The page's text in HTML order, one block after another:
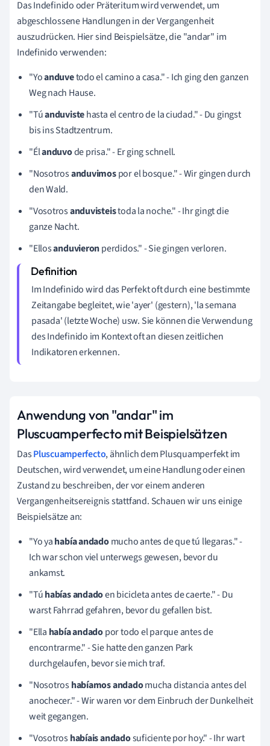
Das Indefinido oder Präteritum wird verwendet, um
abgeschlossene Handlungen in der Vergangenheit
auszudrücken. Hier sind Beispielsätze, die "andar" im
Indefinido verwenden:
"Yoanduvetodo el camino a casa." - Ich ging den ganzen
Weg nach Hause.
"Túanduvistehasta el centro de la ciudad." - Du gingst
bis ins Stadtzentrum.
"Élanduvode prisa." - Er ging schnell.
"Nosotrosanduvimospor el bosque." - Wir gingen durch
den Wald.
"Vosotrosanduvisteistoda la noche." - Ihr gingt die
ganze Nacht.
"Ellosanduvieronperdidos." - Sie gingen verloren.
Im Indefinido wird das Perfekt oft durch eine bestimmte
Zeitangabe begleitet, wie 'ayer' (gestern), 'la semana
pasada' (letzte Woche) usw. Sie können die Verwendung
des Indefinido im Kontext oft an diesen zeitlichen
Indikatoren erkennen.
Anwendung von "andar" im
Pluscuamperfecto mit Beispielsätzen
DasPluscuamperfecto, ähnlich dem Plusquamperfekt im
Deutschen, wird verwendet, um eine Handlung oder einen
Zustand zu beschreiben, der vor einem anderen
Vergangenheitsereignis stattfand. Schauen wir uns einige
Beispielsätze an:
"Yo yahabía andadomucho antes de que tú llegaras." -
Ich war schon viel unterwegs gewesen, bevor du
ankamst.
"Túhabías andadoen bicicleta antes de caerte." - Du
warst Fahrrad gefahren, bevor du gefallen bist.
"Ella había andadopor todo el parque antes de
encontrarme." - Sie hatte den ganzen Park
durchgelaufen, bevor sie mich traf.
"Nosotroshabíamos andadomucha distancia antes del
anochecer." - Wir waren vor dem Einbruch der Dunkelheit
weit gegangen.
"Vosotroshabíais andadosuficiente por hoy." - Ihr wart